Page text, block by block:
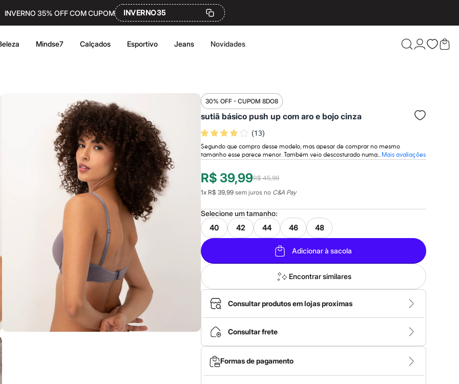
INVERNO 35% OFF COM CUPOM INVERNO35
Mindse7 Calçados Esportivo Jeans Novidades
Confira
30% OFF - CUPOM 8DO8
sutiã básico push up com aro e bojo cinza
(13)
Segundo que compro desse modelo, mas apesar de comprar no mesmo
tamanho esse parece menor. Também veio descosturado numa...Mais avaliações
R$ 39,99R$ 45,99
1x R$ 39,99 sem juros no C&A Pay
Selecione umtamanho:
40
42 44 46 48
Adicionar à sacola
Encontrar similares
Consultar produtos em lojas proximas
Consultar frete
Formas de pagamento